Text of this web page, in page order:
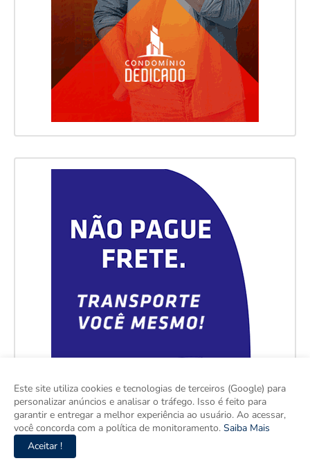
Este site utiliza cookies e tecnologias de terceiros (Google) para
personalizar anúncios e analisar o tráfego. Isso é feito para
garantir e entregar a melhor experiência ao usuário. Ao acessar,
você concorda com a política de monitoramento. Saiba Mais
Aceitar !